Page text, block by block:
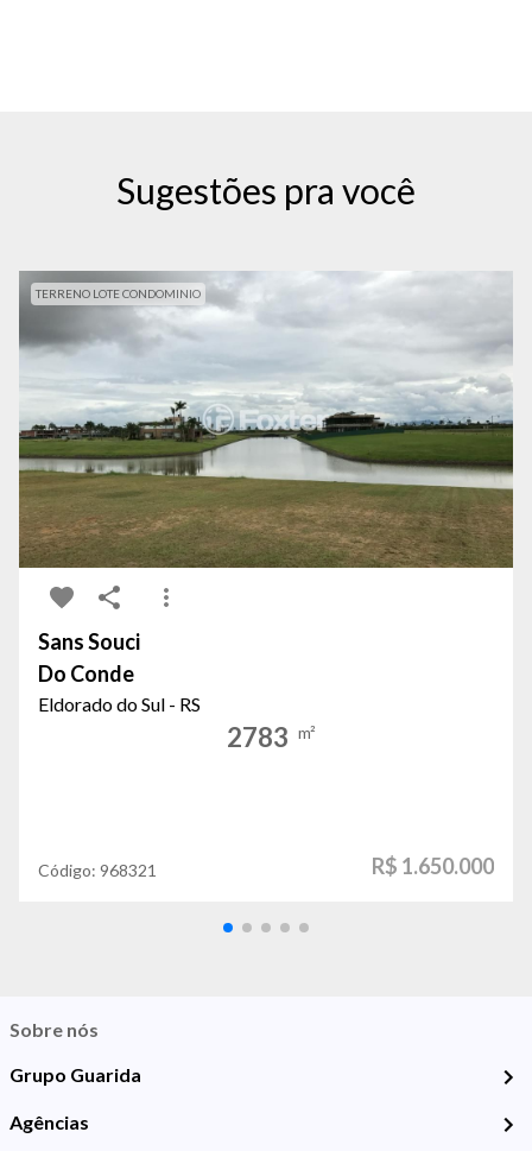
Sugestões pra você
TERRENO LOTE CONDOMINIO
Sans Souci
Do Conde
Eldorado do Sul - RS
2783 m²
Código: 968321 R$ 1.650.000
Sobre nós
Grupo Guarida
Agências